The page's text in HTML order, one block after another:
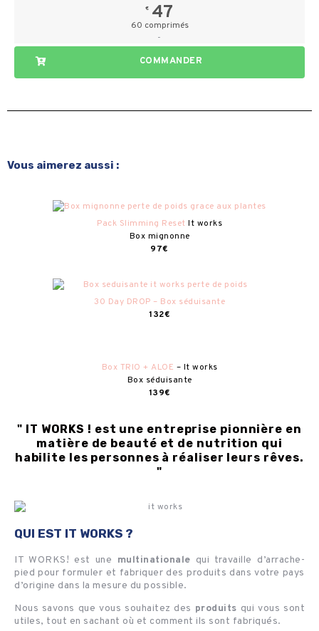
€ 47
60 comprimés
-
COMMANDER
Vous aimerez aussi :
Pack Slimming Reset It works
Box mignonne
97€
30 Day DROP – Box séduisante
132€
Box TRIO + ALOE – It works
Box séduisante
139€
" IT WORKS ! est une entreprise pionnière en
matière de beauté et de nutrition qui
habilite les personnes à réaliser leurs rêves.
"
QUI EST IT WORKS ?
IT WORKS! est une multinationale qui travaille d’arrache-
pied pour formuler et fabriquer des produits dans votre pays
d’origine dans la mesure du possible.
Nous savons que vous souhaitez des produits qui vous sont
utiles, tout en sachant où et comment ils sont fabriqués.